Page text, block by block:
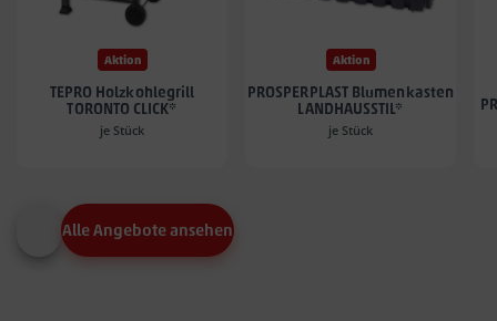
Aktion
TEPRO Holzkohlegrill
TORONTO CLICK*
je Stück
Aktion
PROSPERPLAST Blumenkasten
LANDHAUSSTIL*
je Stück
Alle Angebote ansehen